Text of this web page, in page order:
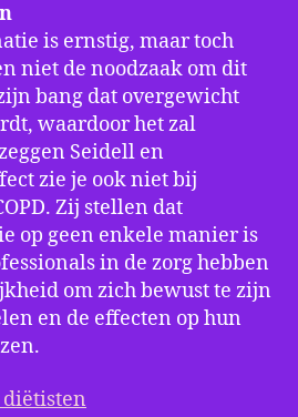
is ernstig, maar toch
niet de noodzaak om dit
bang dat overgewicht
waardoor het zal
Seidell en
zie je ook niet bij
Zij stellen dat
op geen enkele manier is
in de zorg hebben
om zich bewust te zijn
en de effecten op hun